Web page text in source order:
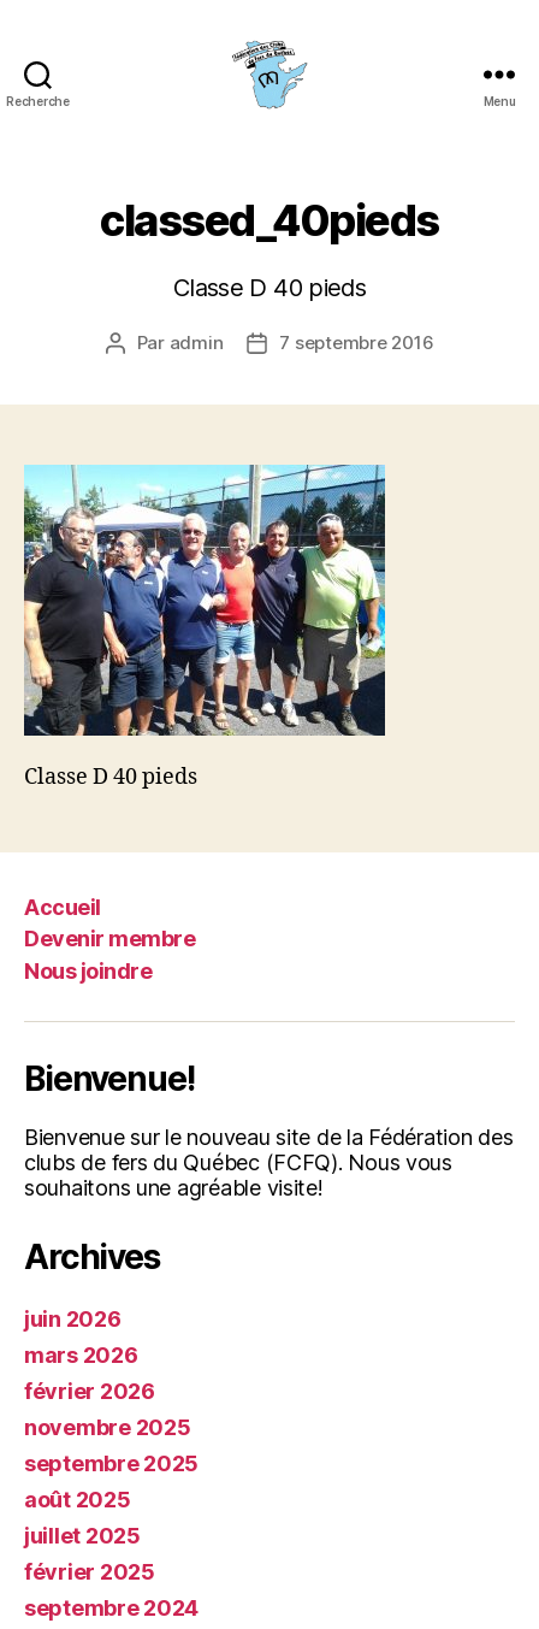
Recherche
de
fers
Québec
(FCFQ)
Menu
classed_40pieds
Classe D 40 pieds
Auteur
Par admin
Date7 septembre 2016
Classe D 40 pieds
Accueil
Devenir membre
Nous joindre
Bienvenue!
Bienvenue sur le nouveau site de la Fédération des
clubs de fers du Québec (FCFQ). Nous vous
souhaitons une agréable visite!
Archives
juin 2026
mars 2026
février 2026
novembre 2025
septembre 2025
août 2025
juillet 2025
février 2025
septembre 2024